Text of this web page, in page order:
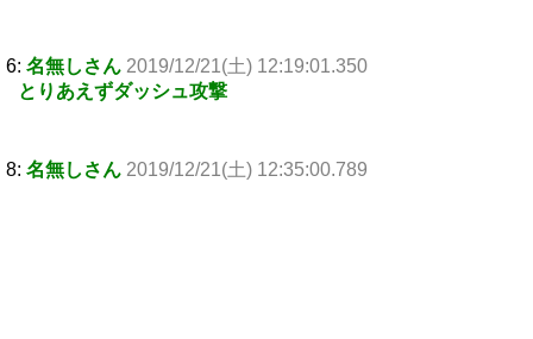
6: 名無しさん 2019/12/21(土) 12:19:01.350
とりあえずダッシュ攻撃
8: 名無しさん 2019/12/21(土) 12:35:00.789